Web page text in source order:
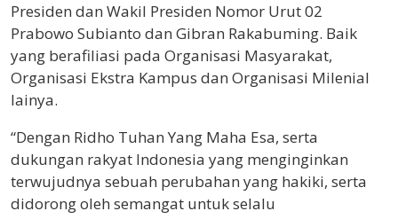
Presiden dan Wakil Presiden Nomor Urut 02
Prabowo Subianto dan Gibran Rakabuming. Baik
yang berafiliasi pada Organisasi Masyarakat,
Organisasi Ekstra Kampus dan Organisasi Milenial
lainya.
“Dengan Ridho Tuhan Yang Maha Esa, serta
dukungan rakyat Indonesia yang menginginkan
terwujudnya sebuah perubahan yang hakiki, serta
didorong oleh semangat untuk selalu